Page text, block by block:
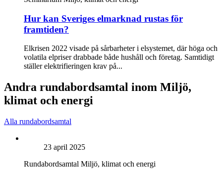
Hur kan Sveriges elmarknad rustas för
framtiden?
Elkrisen 2022 visade på sårbarheter i elsystemet, där höga och
volatila elpriser drabbade både hushåll och företag. Samtidigt
ställer elektrifieringen krav på...
Andra rundabordsamtal inom Miljö,
klimat och energi
Alla rundabordsamtal
23 april 2025
Rundabordsamtal Miljö, klimat och energi